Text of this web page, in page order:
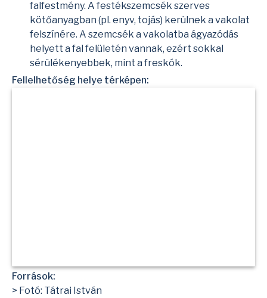
falfestmény. A festékszemcsék szerves
kötőanyagban (pl. enyv, tojás) kerülnek a vakolat
felszínére. A szemcsék a vakolatba ágyazódás
helyett a fal felületén vannak, ezért sokkal
sérülékenyebbek, mint a freskók.
Fellelhetőség helye térképen:
Források:
> Fotó: Tátrai István